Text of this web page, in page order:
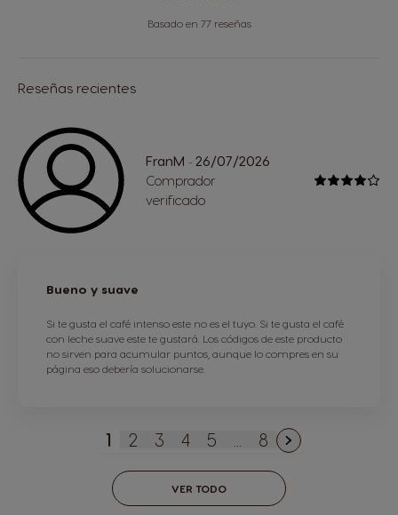
Basado en 77 reseñas
Reseñas recientes
FranM - 26/07/2026
Comprador
verificado
Bueno y suave
Si te gusta el café intenso este no es el tuyo. Si te gusta el café
con leche suave este te gustará. Los códigos de este producto
no sirven para acumular puntos, aunque lo compres en su
página eso debería solucionarse.
Actualmente estás leyendo página
1 Página
2 Página
3 Página
4 Página
5 Página
8
VER TODO